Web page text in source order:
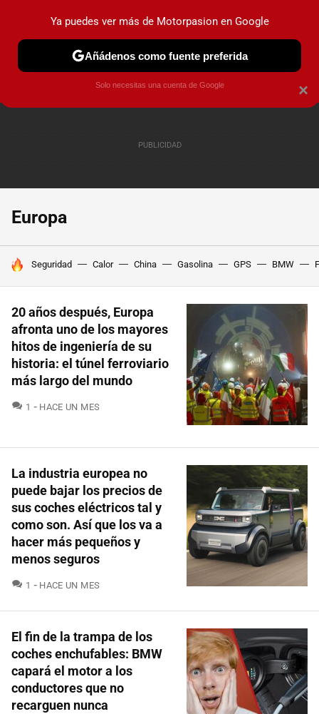
PRUEBAS COCHES ELÉCTRICOS OBSERVATORIO
Europa
HOY SE HABLA DE
Seguridad Calor China Gasolina GPS BMW
20 años después, Europa
afronta uno de los mayores
hitos de ingeniería de su
historia: el túnel ferroviario
más largo del mundo
1 COMENTARIOS
HACE UN MES
La industria europea no
puede bajar los precios de
sus coches eléctricos tal y
como son. Así que los va a
hacer más pequeños y
menos seguros
1 COMENTARIOS
HACE UN MES
El fin de la trampa de los
coches enchufables: BMW
capará el motor a los
conductores que no
recarguen nunca
×
Ya puedes ver más de Motorpasion en Google
Añádenos como fuente preferida
Solo necesitas una cuenta de Google